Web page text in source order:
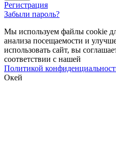
Регистрация
Забыли пароль?
Мы используем файлы cookie
анализа посещаемости и
использовать сайт, вы
соответствии с нашей
Политикой
Окей